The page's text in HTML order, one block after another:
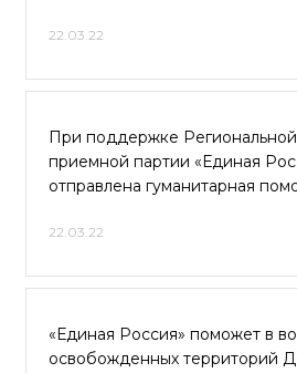
22.03.22
При поддержке
приемной партии «Единая
отправлена гуманитарная
22.03.22
«Единая Россия» поможет в
освобожденных территорий